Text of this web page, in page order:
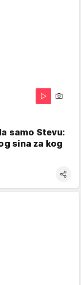
samo Stevu:
sina za kog